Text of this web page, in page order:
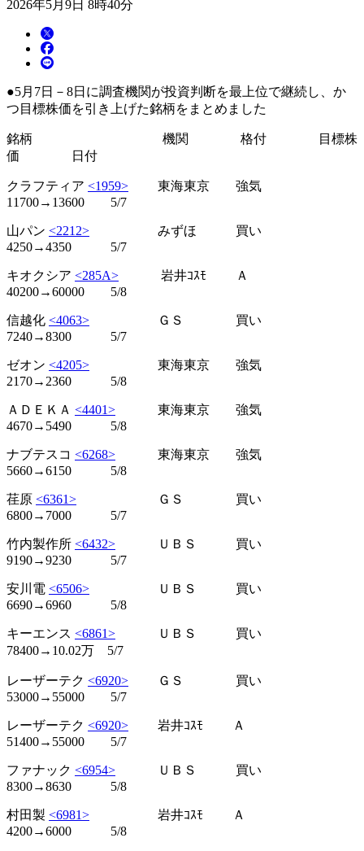
2026年5月9日 8時40分
●5月7日－8日に調査機関が投資判断を最上位で継続し、か
つ目標株価を引き上げた銘柄をまとめました
銘柄 機関 格付 目標株
価 日付
クラフティア <1959> 東海東京 強気
11700→13600 5/7
山パン <2212> みずほ 買い
4250→4350 5/7
キオクシア <285A> 岩井ｺｽﾓ Ａ
40200→60000 5/8
信越化 <4063> ＧＳ 買い
7240→8300 5/7
ゼオン <4205> 東海東京 強気
2170→2360 5/8
ＡＤＥＫＡ <4401> 東海東京 強気
4670→5490 5/8
ナブテスコ <6268> 東海東京 強気
5660→6150 5/8
荏原 <6361> ＧＳ 買い
6800→7000 5/7
竹内製作所 <6432> ＵＢＳ 買い
9190→9230 5/7
安川電 <6506> ＵＢＳ 買い
6690→6960 5/8
キーエンス <6861> ＵＢＳ 買い
78400→10.02万 5/7
レーザーテク <6920> ＧＳ 買い
53000→55000 5/7
レーザーテク <6920> 岩井ｺｽﾓ Ａ
51400→55000 5/7
ファナック <6954> ＵＢＳ 買い
8300→8630 5/8
村田製 <6981> 岩井ｺｽﾓ Ａ
4200→6000 5/8